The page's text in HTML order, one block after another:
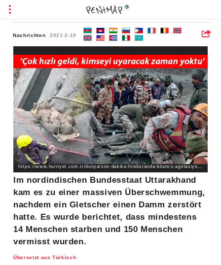
Nachrichten 2021-2-19
https://www.hurriyet.com.tr/dunya/son-dakika-hindistanda-bilanco-agirlasiyor-baraj-felaketinde-11-kisi-oldu-145-kisiyse-kayip-41735191
Im nordindischen Bundesstaat Uttarakhand
kam es zu einer massiven Überschwemmung,
nachdem ein Gletscher einen Damm zerstört
hatte. Es wurde berichtet, dass mindestens
14 Menschen starben und 150 Menschen
vermisst wurden.
Übersetzt aus Türkisch